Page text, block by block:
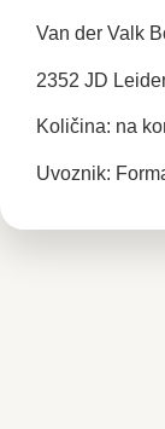
Van der Valk
2352 JD
Količina: na
Uvoznik: